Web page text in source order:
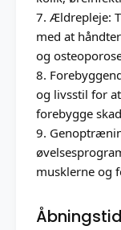
7. Ældrepleje:
med at
og
8.
og livsstil for
forebygge
9.
musklerne og